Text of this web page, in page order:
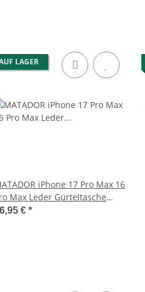
LAGER
iPhone 17 Pro Max 16
Max Leder Gürteltasche
€ *
BRISBANE Universal